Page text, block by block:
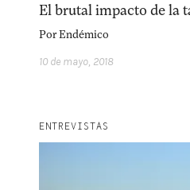
El brutal impacto de la
PorEndémico
10 de mayo, 2018
ENTREVISTAS